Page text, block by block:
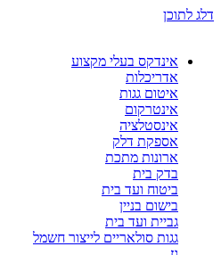
דלג לתוכן
אינדקס בעלי מקצוע
אדריכלות
איטום גגות
אינטרקום
אינסטלציה
אספקת דלק
ארונות מתכת
בדק בית
ביטוח ועד בית
בישום בניין
גביית ועד בית
גגות סולאריים לייצור חשמל